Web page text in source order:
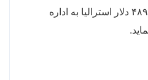
لازم را ارائه کند باید مبلغ ۴۸۹۰ دلار استرالیا به اداره